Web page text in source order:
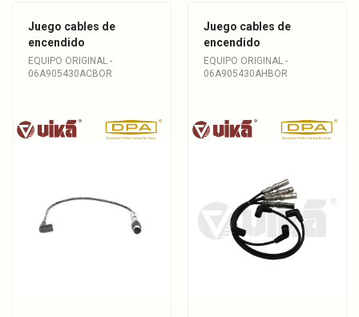
Juego cables de
encendido
EQUIPO ORIGINAL -
06A905430ACBOR
Juego cables de
encendido
EQUIPO ORIGINAL -
06A905430AHBOR